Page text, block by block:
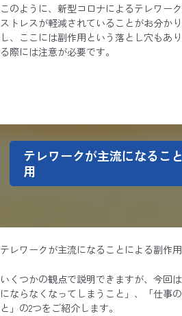
このように、新型コロナによるテレワー
ストレスが軽減されていることがお分か
し、ここには副作用という落とし穴もあ
る際には注意が必要です。
テレワークが主流になるこ
用
テレワークが主流になることによる副作
いくつかの観点で説明できますが、今回
にならなくなってしまうこと」、「仕事
と」の2つをご紹介します。